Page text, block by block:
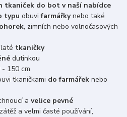
tkaniček do bot v naší nabídce
typu obuvifarmářkynebo také
, zimních nebo volnočasových
tkaničky
dutinkou
150 cm
tkaničkami do farmářek nebo
avelice pevné
a velmi časté používání,